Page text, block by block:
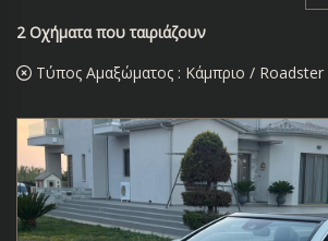
2 Οχήματα που ταιριάζουν
Τύπος Αμαξώματος : Κάμπριο / Roadster